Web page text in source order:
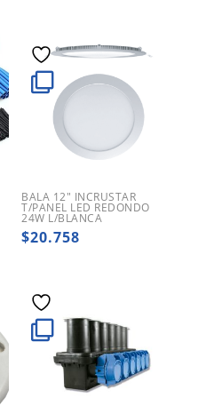
BALA 12″ INCRUSTAR
T/PANEL LED REDONDO
24W L/BLANCA
$20.758